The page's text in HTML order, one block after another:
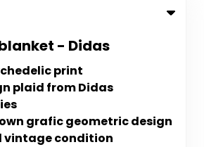
- Didas
print
plaid from Didas
grafic geometric design
vintage condition